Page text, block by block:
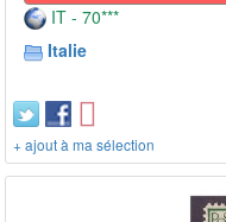
IT - 70***
Italie
+ ajout à ma sélection